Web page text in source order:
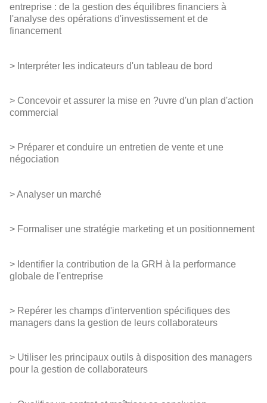
entreprise : de la gestion des équilibres financiers à
l'analyse des opérations d'investissement et de
financement
> Interpréter les indicateurs d'un tableau de bord
> Concevoir et assurer la mise en ?uvre d'un plan d'action
commercial
> Préparer et conduire un entretien de vente et une
négociation
> Analyser un marché
> Formaliser une stratégie marketing et un positionnement
> Identifier la contribution de la GRH à la performance
globale de l'entreprise
> Repérer les champs d'intervention spécifiques des
managers dans la gestion de leurs collaborateurs
> Utiliser les principaux outils à disposition des managers
pour la gestion de collaborateurs